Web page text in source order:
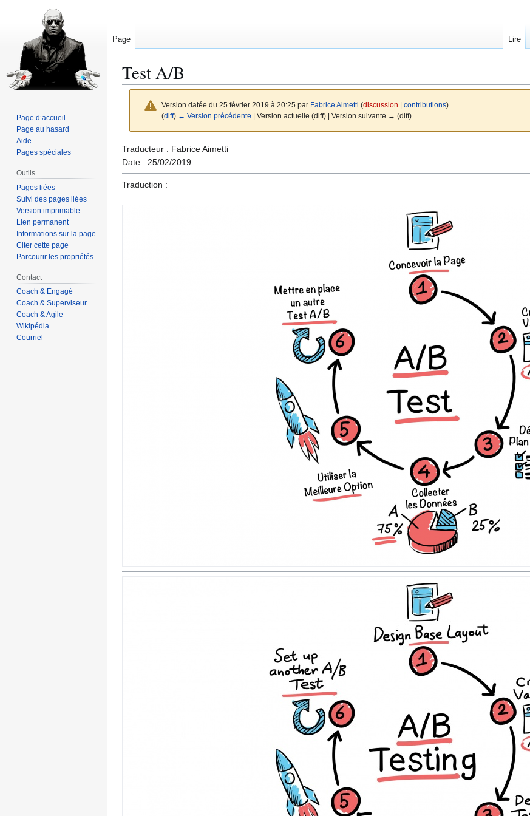
Test A/B
Version datée du 25 février 2019 à 20:25 par Fabrice Aimetti (discussion contributions)
(diff) ← Version précédente | Version actuelle (diff) | Version suivante → (diff)
Aller
à
la
navigation
Aller
à
la
recherche
Traducteur : Fabrice Aimetti
Date : 25/02/2019
Traduction :
Page Lire
Page d’accueil
Page au hasard
Aide
Pages spéciales
Outils
Pages liées
Suivi des pages liées
Version imprimable
Lien permanent
Informations sur la page
Citer cette page
Parcourir les propriétés
Contact
Coach & Engagé
Coach & Superviseur
Coach & Agile
Wikipédia
Courriel